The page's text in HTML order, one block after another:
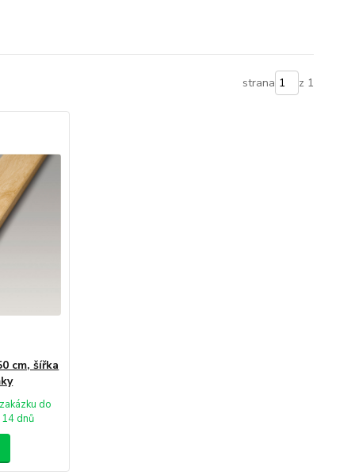
strana z 1
cm, šířka
do
14 dnů